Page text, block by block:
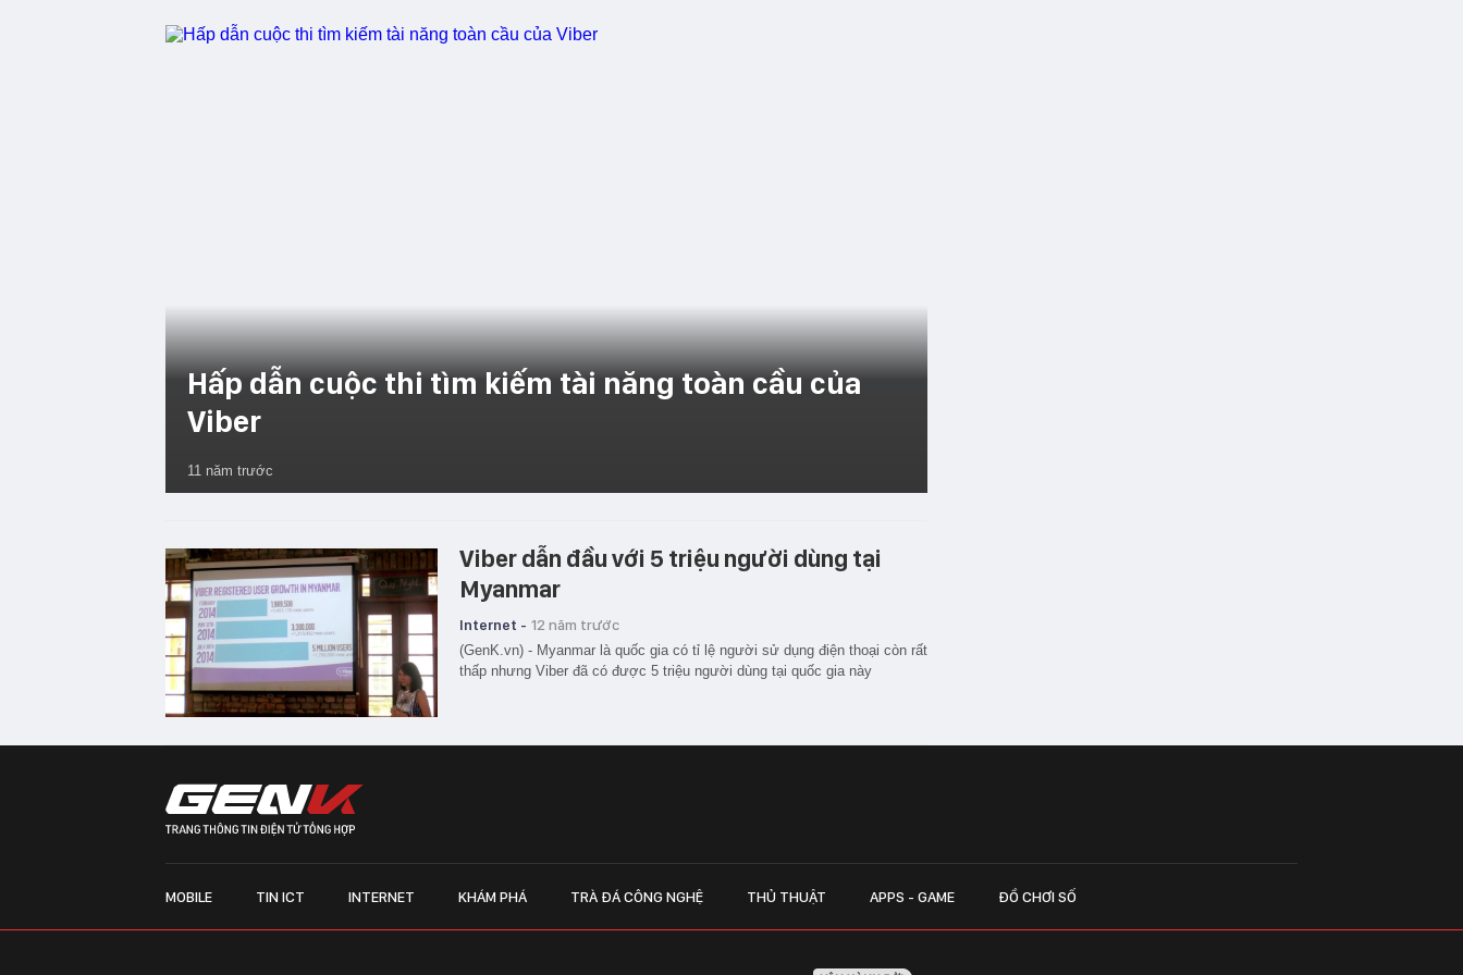
Hấp dẫn cuộc thi tìm kiếm tài năng toàn cầu của
Viber
11 năm trước
Viber dẫn đầu với 5 triệu người dùng tại
Myanmar
Internet - 12 năm trước
(GenK.vn) - Myanmar là quốc gia có tỉ lệ người sử dụng điện thoại còn rất
thấp nhưng Viber đã có được 5 triệu người dùng tại quốc gia này
MOBILE TIN ICT INTERNET KHÁM PHÁ TRÀ ĐÁ CÔNG NGHỆ THỦ THUẬT APPS - GAME ĐỒ CHƠI SỐ